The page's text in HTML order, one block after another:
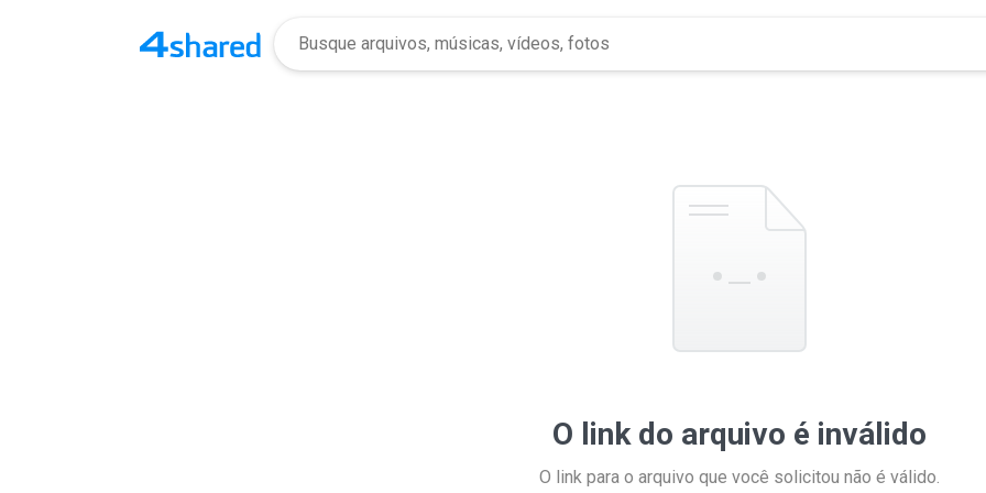
O link do arquivo é inválido
O link para o arquivo que você solicitou não é válido.